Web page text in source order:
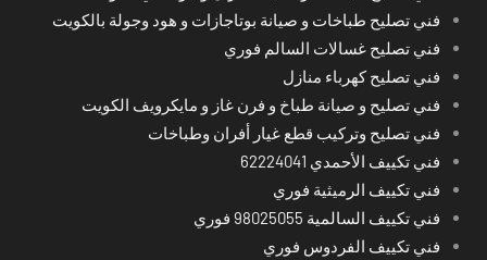
فني تصليح طباخات و صيانة بوتاجازات و هود وجولة بالكويت
فني تصليح غسالات السالم فوري
فني تصليح كهرباء منازل
فني تصليح و صيانة طباخ و فرن غاز و مايكرويف الكويت
فني تصليح وتركيب قطع غيار أفران وطباخات
فني تكييف الأحمدي 62224041
فني تكييف الرميثية فوري
فني تكييف السالمية 98025055 فوري
فني تكييف الفردوس فوري